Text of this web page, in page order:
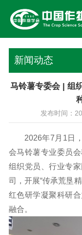
新闻动态
马铃薯专委会 | 组
发布时间：
2026年7月1日
会马铃薯专业委员
组织党员、行业专
司，开展“传承荒垦
红色研学凝聚科研
融合。